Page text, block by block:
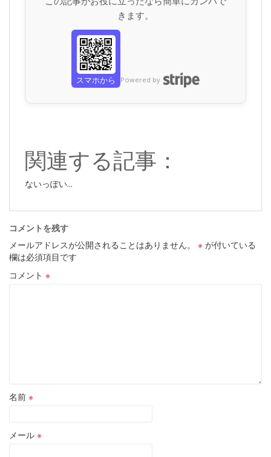
きます。
スマホから Powered by
関連する記事：
ないっぽい...
コメントを残す
メールアドレスが公開されることはありません。
※ が付いている
欄は必須項目です
コメント ※
名前 ※
メール ※